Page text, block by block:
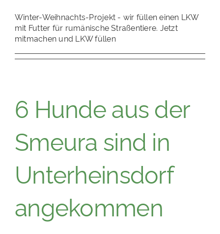
Winter-Weihnachts-Projekt - wir füllen einen LKW
mit Futter für rumänische Straßentiere. Jetzt
mitmachen und LKW füllen
6 Hunde aus der
Smeura sind in
Unterheinsdorf
angekommen